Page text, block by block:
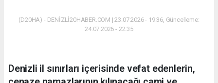
(D20HA) - DENİZLİ20HABER.COM | 23.07.2026 - 19:36, Güncelleme:
24.07.2026 - 22:35
Denizli il sınırları içerisinde vefat edenlerin,